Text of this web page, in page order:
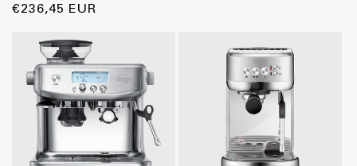
habitual
de
€236,45 EUR